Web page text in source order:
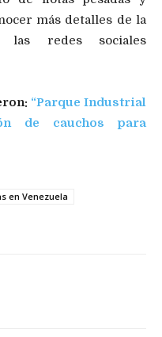
más detalles de la
las redes sociales
“Parque Industrial
de cauchos para
en Venezuela